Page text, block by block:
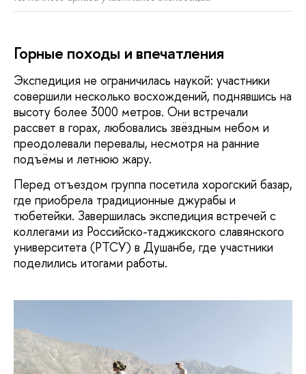
Горные походы и впечатления
Экспедиция не ограничилась наукой: участники
совершили несколько восхождений, поднявшись на
высоту более 3000 метров. Они встречали
рассвет в горах, любовались звёздным небом и
преодолевали перевалы, несмотря на ранние
подъёмы и летнюю жару.
Перед отъездом группа посетила хорогский базар,
где приобрела традиционные джурабы и
тюбетейки. Завершилась экспедиция встречей с
коллегами из Российско-таджикского славянского
университета (РТСУ) в Душанбе, где участники
поделились итогами работы.